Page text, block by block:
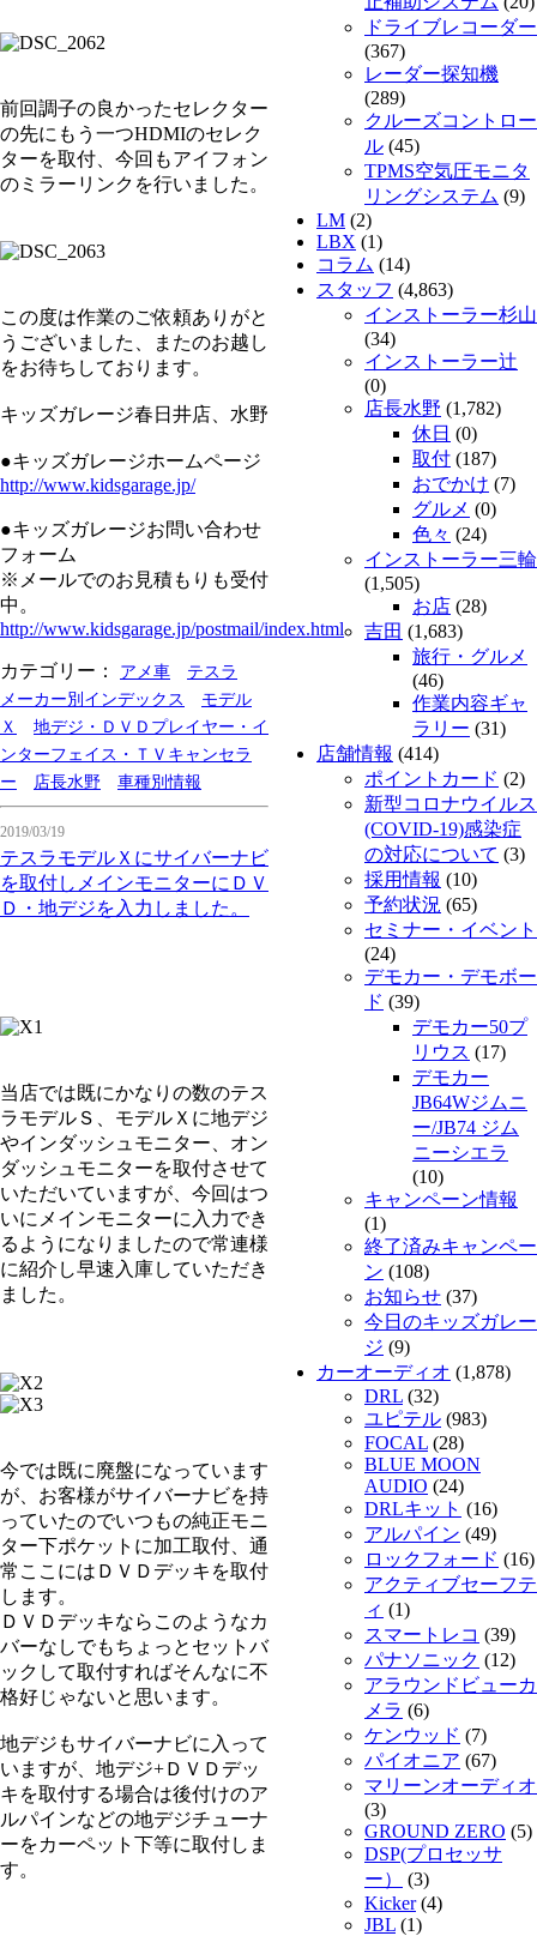
前回調子の良かったセレクター
の先にもう一つHDMIのセレク
ターを取付、今回もアイフォン
のミラーリンクを行いました。
この度は作業のご依頼ありがと
うございました、またのお越し
をお待ちしております。
キッズガレージ春日井店、水野
●キッズガレージホームページ
http://www.kidsgarage.jp/
●キッズガレージお問い合わせ
フォーム
※メールでのお見積もりも受付
中。
http://www.kidsgarage.jp/postmail/index.html
カテゴリー： アメ車
テスラ
メーカー別インデックス
モデル
Ｘ
地デジ・ＤＶＤプレイヤー・イ
ンターフェイス・ＴＶキャンセラ
ー
店長水野 車種別情報
2019/03/19
テスラモデルＸにサイバーナビ
を取付しメインモニターにＤＶ
Ｄ・地デジを入力しました。
当店では既にかなりの数のテス
ラモデルＳ、モデルＸに地デジ
やインダッシュモニター、オン
ダッシュモニターを取付させて
いただいていますが、今回はつ
いにメインモニターに入力でき
るようになりましたので常連様
に紹介し早速入庫していただき
ました。
今では既に廃盤になっています
が、お客様がサイバーナビを持
っていたのでいつもの純正モニ
ター下ポケットに加工取付、通
常ここにはＤＶＤデッキを取付
します。
ＤＶＤデッキならこのようなカ
バーなしでもちょっとセットバ
ックして取付すればそんなに不
格好じゃないと思います。
地デジもサイバーナビに入って
いますが、地デジ+ＤＶＤデッ
キを取付する場合は後付けのア
ルパインなどの地デジチューナ
ーをカーペット下等に取付しま
す。
ドライブレコーダー
(367)
レーダー探知機
(289)
クルーズコントロー
ル (45)
TPMS空気圧モニタ
リングシステム (9)
LM (2)
LBX (1)
コラム (14)
スタッフ (4,863)
インストーラー杉山
(34)
インストーラー辻
(0)
店長水野 (1,782)
休日 (0)
取付 (187)
おでかけ (7)
グルメ (0)
色々 (24)
インストーラー三輪
(1,505)
お店 (28)
吉田 (1,683)
旅行・グルメ
(46)
作業内容ギャ
ラリー (31)
店舗情報 (414)
ポイントカード (2)
新型コロナウイルス
(COVID-19)感染症
の対応について (3)
採用情報 (10)
予約状況 (65)
セミナー・イベント
(24)
デモカー・デモボー
ド (39)
デモカー50プ
リウス (17)
デモカー
JB64Wジムニ
ー/JB74 ジム
ニーシエラ
(10)
キャンペーン情報
(1)
終了済みキャンペー
ン (108)
お知らせ (37)
今日のキッズガレー
ジ (9)
カーオーディオ (1,878)
DRL (32)
ユピテル (983)
FOCAL (28)
BLUE MOON
AUDIO (24)
DRLキット (16)
アルパイン (49)
ロックフォード (16)
アクティブセーフテ
ィ (1)
スマートレコ (39)
パナソニック (12)
アラウンドビューカ
メラ (6)
ケンウッド (7)
パイオニア (67)
マリーンオーディオ
(3)
GROUND ZERO (5)
DSP(プロセッサ
ー）
(3)
Kicker(4)
JBL (1)